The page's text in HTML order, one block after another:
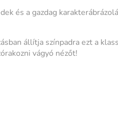
és a gazdag
állítja színpadra ezt a
vágyó nézőt!